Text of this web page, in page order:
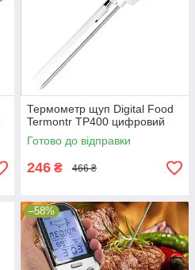
Термометр щуп Digital Food
Termontr TP400 цифровий
Готово до відправки
246 ₴ 466 ₴
–58%